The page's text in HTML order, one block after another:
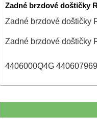
Zadné brzdové doštičky
Zadné brzdové doštičky
Zadné brzdové doštičky
4406000Q4G